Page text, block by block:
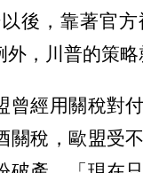
後，靠著官
，川普的策略
曾經用關稅對
關稅，歐盟受